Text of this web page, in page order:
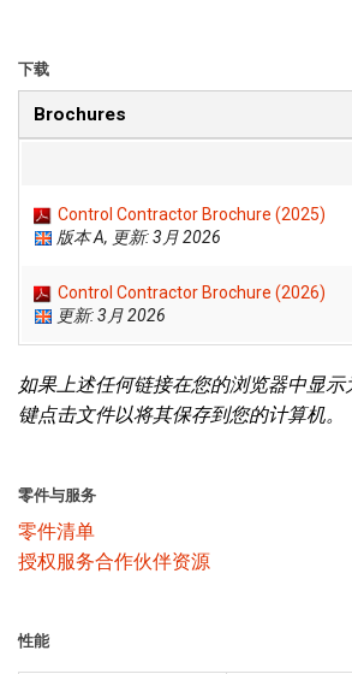
下载
Brochures
Control Contractor Brochure (2025)
版本 A, 更新: 3月 2026
Control Contractor Brochure (2026)
更新: 3月 2026
如果上述任何链接在您的浏览器中显
键点击文件以将其保存到您的计算机。
零件与服务
零件清单
授权服务合作伙伴资源
性能